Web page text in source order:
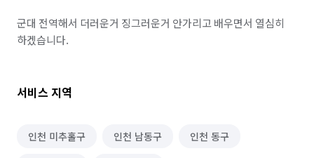
배관 청소 비둘기 퇴치
군대 전역해서 더러운거 징그러운거 안가리고 배우면서 열심히
하겠습니다.
서비스 지역
인천 미추홀구 인천 남동구 인천 동구